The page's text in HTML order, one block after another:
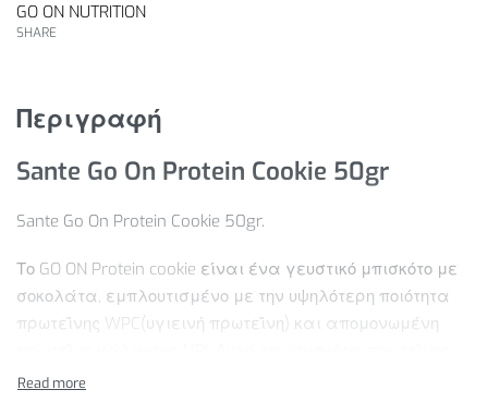
GO ON NUTRITION
SHARE
Περιγραφή
Sante Go On Protein Cookie 50gr
Sante Go On Protein Cookie 50gr.
Το GO ON Protein cookie είναι ένα γευστικό μπισκότο με
σοκολάτα, εμπλουτισμένο με την υψηλότερη ποιότητα
πρωτεΐνης WPC(υγιεινή πρωτεΐνη) και απομονωμένη
παρασκευασμένα με την προσθήκη ποιοτικού βουτύρου